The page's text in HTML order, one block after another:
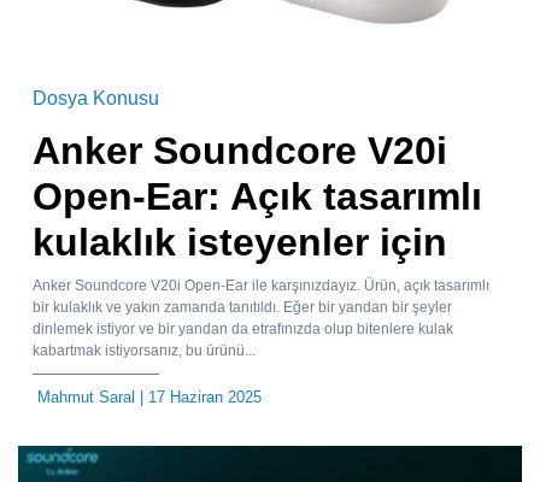
Dosya Konusu
Anker Soundcore V20i
Open-Ear: Açık tasarımlı
kulaklık isteyenler için
Anker Soundcore V20i Open-Ear ile karşınızdayız. Ürün, açık tasarımlı
bir kulaklık ve yakın zamanda tanıtıldı. Eğer bir yandan bir şeyler
dinlemek istiyor ve bir yandan da etrafınızda olup bitenlere kulak
kabartmak istiyorsanız, bu ürünü...
Mahmut Saral | 17 Haziran 2025